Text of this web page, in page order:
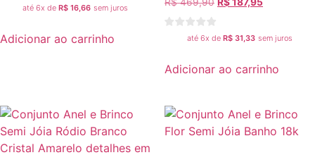
até 6x de R$ 16,66 sem juros
Adicionar ao carrinho até 6x de R$ 31,33 sem juros
Adicionar ao carrinho